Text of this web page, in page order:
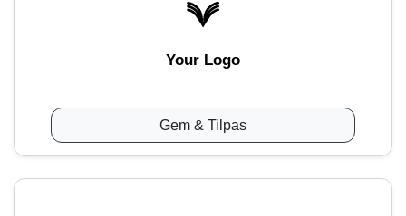
Your Logo
Gem & Tilpas